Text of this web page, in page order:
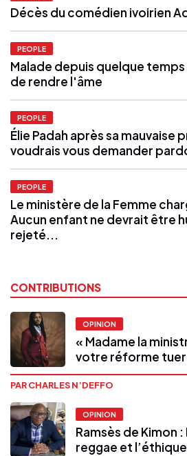
Décès du comédien ivoirien
PEOPLE
Malade depuis quelque temps
de rendre l'âme
PEOPLE
Élie Padah après sa mauvaise
voudrais vous demander
PEOPLE
Le ministère de la Femme
Aucun enfant ne devrait être
rejeté...
CONTRIBUTIONS
OPINION
« Madame la
votre réforme tuer
PAR CHARLES N’DEFFO
OPINION
Ramsès de Kimon
reggae et